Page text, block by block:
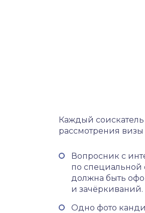
Каждый
рассмотрения
Вопросник с
по специальной
должна быть
и зачёркиваний.
Одно фото